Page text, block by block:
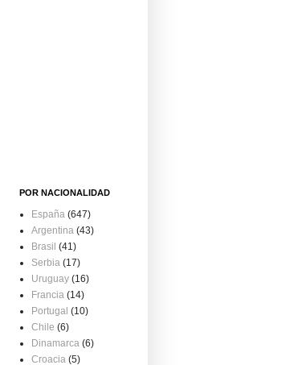
POR NACIONALIDAD
España (647)
Argentina (43)
Brasil (41)
Serbia (17)
Uruguay (16)
Francia (14)
Portugal (10)
Chile (6)
Dinamarca (6)
Croacia (5)